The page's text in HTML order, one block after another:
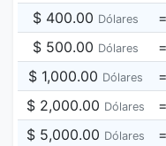
$ 400.00 Dólares =
$ 500.00 Dólares =
$ 1,000.00 Dólares =
$ 2,000.00 Dólares =
$ 5,000.00 Dólares =